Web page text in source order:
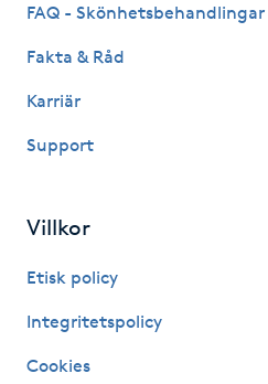
Lashlift Keratin
LPG
LPG-massage
FAQ - Skönhetsbehandlingar
Fakta & Råd
Karriär
Support
Villkor
Etisk policy
Integritetspolicy
Cookies